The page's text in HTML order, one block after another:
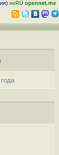
) неRU opennet.me